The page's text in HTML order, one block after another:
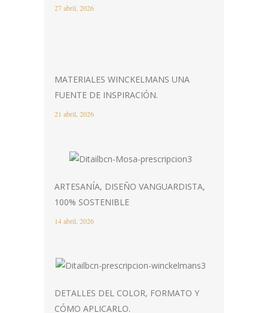
27 abril, 2026
MATERIALES WINCKELMANS UNA
FUENTE DE INSPIRACIÓN.
21 abril, 2026
ARTESANÍA, DISEÑO VANGUARDISTA,
100% SOSTENIBLE
14 abril, 2026
DETALLES DEL COLOR, FORMATO Y
CÓMO APLICARLO.